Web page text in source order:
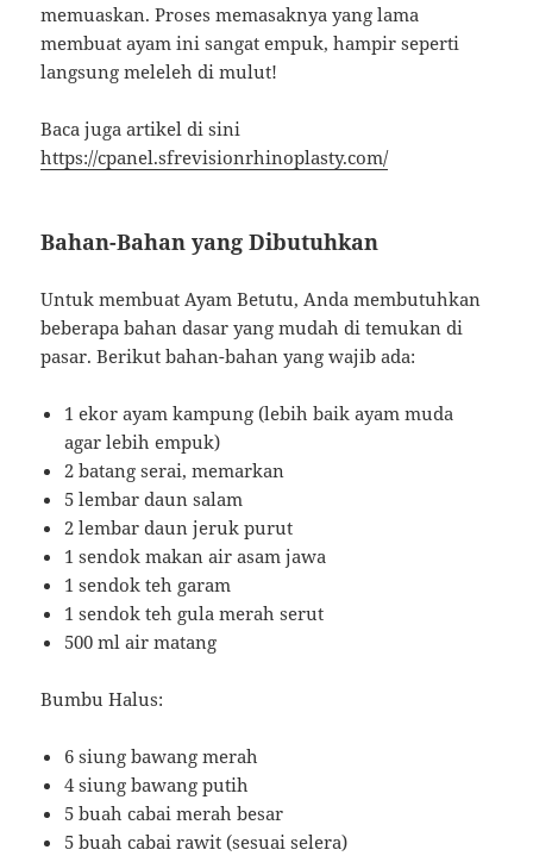
memuaskan. Proses memasaknya yang lama
membuat ayam ini sangat empuk, hampir seperti
langsung meleleh di mulut!
Baca juga artikel di sini
https://cpanel.sfrevisionrhinoplasty.com/
Bahan-Bahan yang Dibutuhkan
Untuk membuat Ayam Betutu, Anda membutuhkan
beberapa bahan dasar yang mudah di temukan di
pasar. Berikut bahan-bahan yang wajib ada:
1 ekor ayam kampung (lebih baik ayam muda
agar lebih empuk)
2 batang serai, memarkan
5 lembar daun salam
2 lembar daun jeruk purut
1 sendok makan air asam jawa
1 sendok teh garam
1 sendok teh gula merah serut
500 ml air matang
Bumbu Halus:
6 siung bawang merah
4 siung bawang putih
5 buah cabai merah besar
5 buah cabai rawit (sesuai selera)